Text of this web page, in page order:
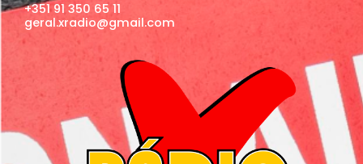
+351 91 350 65 11
geral.xradio@gmail.com